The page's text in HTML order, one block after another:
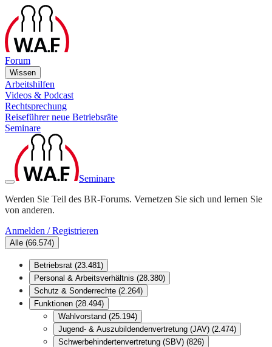
Forum
Wissen
Arbeitshilfen
Videos & Podcast
Rechtsprechung
Reiseführer neue Betriebsräte
Seminare
Seminare
Werden Sie Teil des BR-Forums. Vernetzen Sie sich und lernen Sie
von anderen.
Anmelden / Registrieren
Alle (66.574)
Betriebsrat (23.481)
Personal & Arbeitsverhältnis (28.380)
Schutz & Sonderrechte (2.264)
Funktionen (28.494)
Wahlvorstand (25.194)
Jugend- & Auszubildendenvertretung (JAV) (2.474)
Schwerbehindertenvertretung (SBV) (826)